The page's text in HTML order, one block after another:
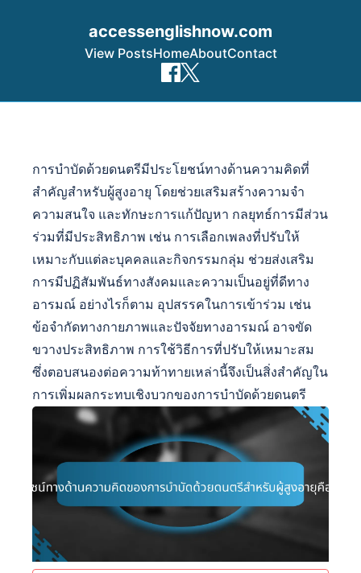
accessenglishnow.com
View PostsHomeAboutContact
การบำบัดด้วยดนตรีมีประโยชน์ทางด้านความคิดที่
สำคัญสำหรับผู้สูงอายุ โดยช่วยเสริมสร้างความจำ
ความสนใจ และทักษะการแก้ปัญหา กลยุทธ์การมีส่วน
ร่วมที่มีประสิทธิภาพ เช่น การเลือกเพลงที่ปรับให้
เหมาะกับแต่ละบุคคลและกิจกรรมกลุ่ม ช่วยส่งเสริม
การมีปฏิสัมพันธ์ทางสังคมและความเป็นอยู่ที่ดีทาง
อารมณ์ อย่างไรก็ตาม อุปสรรคในการเข้าร่วม เช่น
ข้อจำกัดทางกายภาพและปัจจัยทางอารมณ์ อาจขัด
ขวางประสิทธิภาพ การใช้วิธีการที่ปรับให้เหมาะสม
ซึ่งตอบสนองต่อความท้าทายเหล่านี้จึงเป็นสิ่งสำคัญใน
การเพิ่มผลกระทบเชิงบวกของการบำบัดด้วยดนตรี